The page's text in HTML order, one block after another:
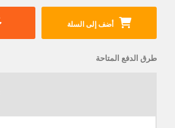
أضف إلى السلة
طرق الدفع المتاحة